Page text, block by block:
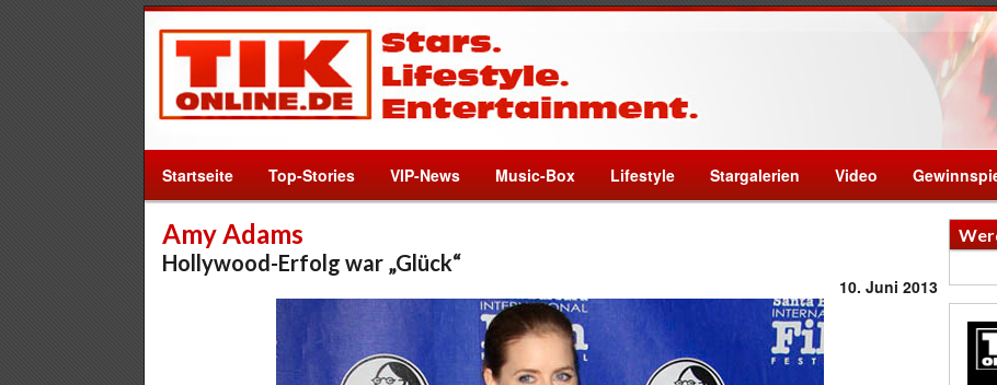
Startseite Top-Stories VIP-News Music-Box Lifestyle Stargalerien Video
Amy Adams
Hollywood-Erfolg war „Glück“
10. Juni 2013